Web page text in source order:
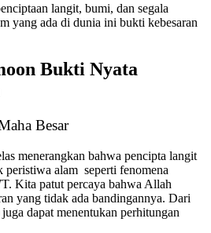
langit, bumi, dan segala
yang ada di dunia ini bukti kebesaran
Bukti Nyata
Besar
menerangkan bahwa pencipta langit
peristiwa alam seperti fenomena
Kita patut percaya bahwa Allah
yang tidak ada bandingannya. Dari
dapat menentukan perhitungan